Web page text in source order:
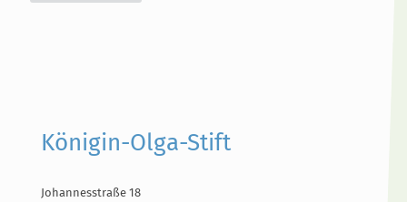
Königin-Olga-Stift
Johannesstraße 18